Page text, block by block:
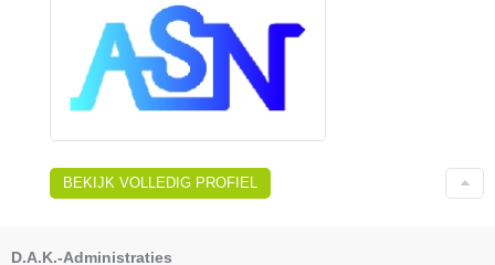
BEKIJK VOLLEDIG PROFIEL
D.A.K.-Administraties